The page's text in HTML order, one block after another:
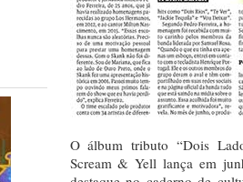
O álbum tributo “Dois
Scream & Yell lança em